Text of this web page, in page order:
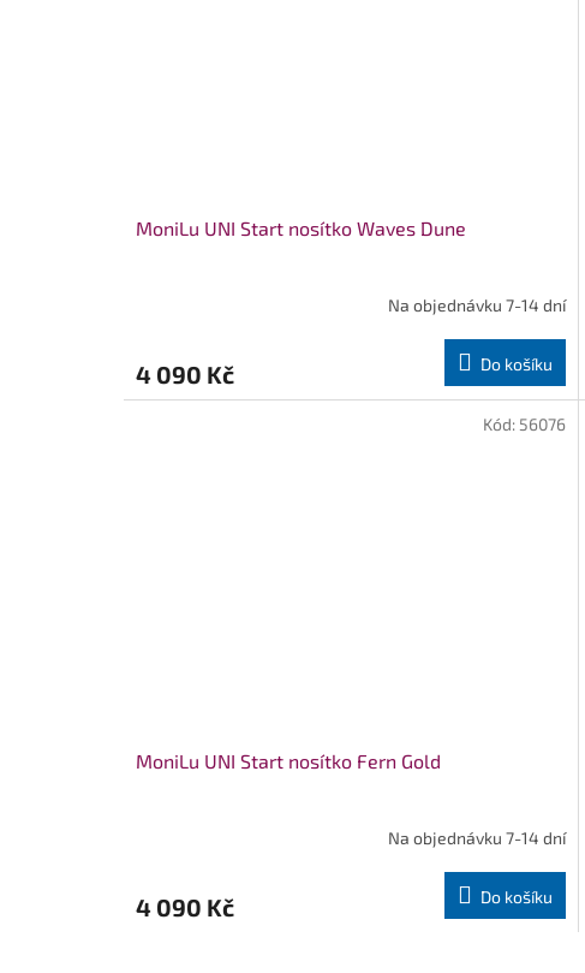
MoniLu UNI Start nosítko Waves Dune
Na objednávku 7-14 dní
4 090 Kč Do košíku
MoniLu UNI Start nosítko Fern Gold
Na objednávku 7-14 dní
4 090 Kč Do košíku
Kód: 56076